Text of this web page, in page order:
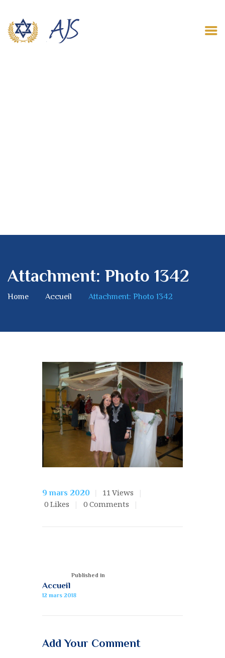
Attachment: Photo 1342
Home Accueil Attachment: Photo 1342
9 mars 2020 11 Views
0 Likes 0 Comments
Published in
Accueil
12 mars 2018
Add Your Comment